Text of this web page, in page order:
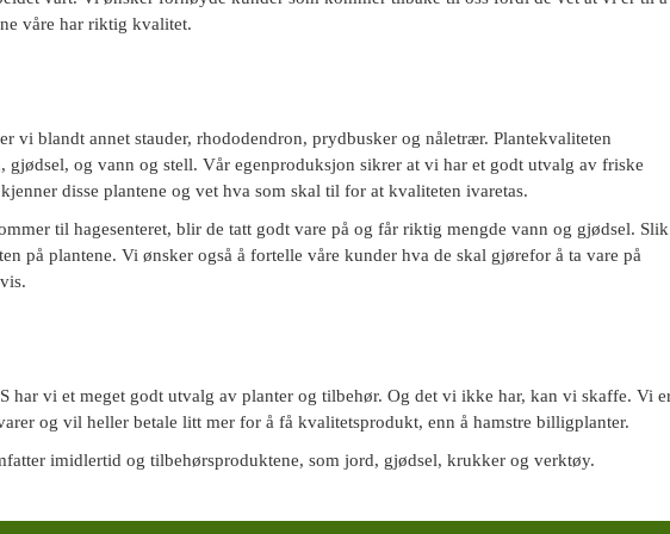
våre har riktig kvalitet.
vi blandt annet stauder, rhododendron, prydbusker og nåletrær. Plantekvaliteten
gjødsel, og vann og stell. Vår egenproduksjon sikrer at vi har et godt utvalg av friske
disse plantene og vet hva som skal til for at kvaliteten ivaretas.
til hagesenteret, blir de tatt godt vare på og får riktig mengde vann og gjødsel. Slik
på plantene. Vi ønsker også å fortelle våre kunder hva de skal gjørefor å ta vare på
har vi et meget godt utvalg av planter og tilbehør. Og det vi ikke har, kan vi skaffe. Vi
og vil heller betale litt mer for å få kvalitetsprodukt, enn å hamstre billigplanter.
imidlertid og tilbehørsproduktene, som jord, gjødsel, krukker og verktøy.